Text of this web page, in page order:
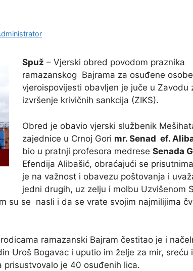
Spuž – Vjerski obred povodom praznika
ramazanskog Bajrama za osuđene
vjeroispovijesti obavljen je juče u Zavodu
izvršenje krivičnih sankcija (ZIKS).
Obred je obavio vjerski službenik
zajednice u Crnoj Gori mr. Senad ef.
bio u pratnji profesora medrese Senada
Efendija Alibašić, obraćajući se
je na važnost i obavezu poštovanja i
jedni drugih, uz zelju i molbu Uzvišenom
su se nasli i da se vrate svojim najmilijima
ramazanski Bajram čestitao je i
Uroš Bogavac i uputio im želje za mir, sreću
prisustvovalo je 40 osuđenih lica.